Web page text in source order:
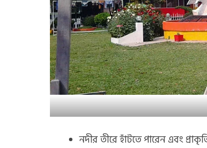
নদীর তীরে হাঁটতে পারেন এবং